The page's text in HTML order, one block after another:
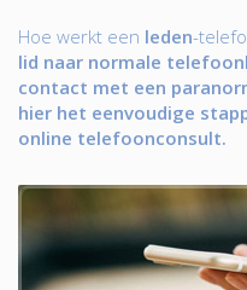
Hoe werkt een leden-
lid naar normale
contact met een
hier het eenvoudige
online telefoonconsult.